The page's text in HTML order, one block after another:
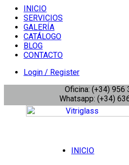
INICIO
SERVICIOS
GALERÍA
CATÁLOGO
BLOG
CONTACTO
Login / Register
Oficina: (+34) 956
Whatsapp: (+34)
INICIO